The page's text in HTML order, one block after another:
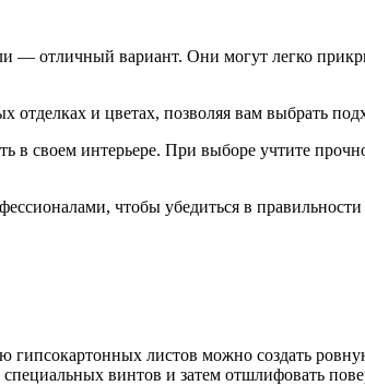
— отличный вариант. Они могут легко
и цветах, позволяя вам выбрать
в своем интерьере. При выборе учтите
чтобы убедиться в
листов можно создать
винтов и затем отшлифовать